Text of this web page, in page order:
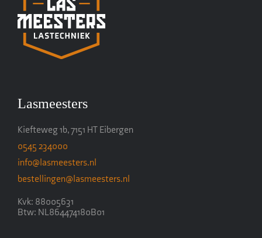
Lasmeesters
Kiefteweg 1b, 7151 HT Eibergen
0545 234000
info@lasmeesters.nl
bestellingen@lasmeesters.nl
Kvk: 88005631
Btw: NL864474180B01